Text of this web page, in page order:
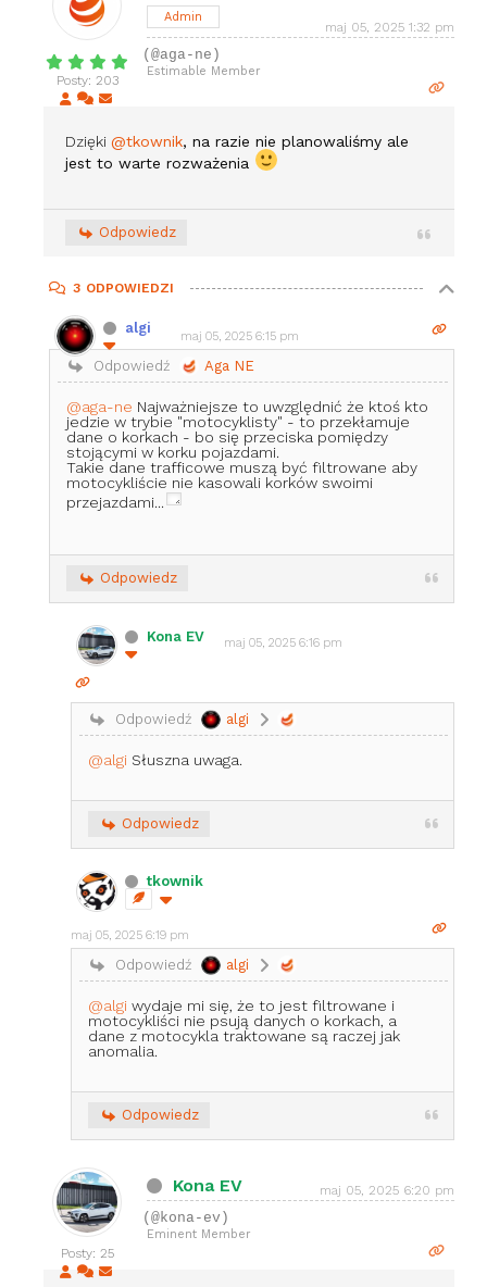
Posty: 203
Admin
maj 05, 2025 1:32 pm
(@aga-ne)
Estimable Member
Dzięki @tkownik, na razie nie planowaliśmy ale
jest to warte rozważenia
Odpowiedz
3 ODPOWIEDZI
algi maj 05, 2025 6:15 pm
Odpowiedź Aga NE
@aga-ne Najważniejsze to uwzględnić że ktoś kto
jedzie w trybie "motocyklisty" - to przekłamuje
dane o korkach - bo się przeciska pomiędzy
stojącymi w korku pojazdami.
Takie dane trafficowe muszą być filtrowane aby
motocykliście nie kasowali korków swoimi
przejazdami...
Odpowiedz
Kona EV maj 05, 2025 6:16 pm
Odpowiedź algi
@algi Słuszna uwaga.
Odpowiedz
tkownik
maj 05, 2025 6:19 pm
Odpowiedź algi
@algi wydaje mi się, że to jest filtrowane i
motocykliści nie psują danych o korkach, a
dane z motocykla traktowane są raczej jak
anomalia.
Odpowiedz
Posty: 25
Kona EV maj 05, 2025 6:20 pm
(@kona-ev)
Eminent Member